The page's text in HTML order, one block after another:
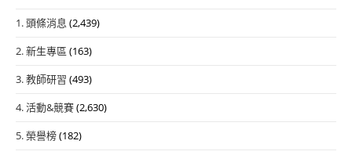
1. 頭條消息 (2,439)
2. 新生專區 (163)
3. 教師研習 (493)
4. 活動&競賽(2,630)
5. 榮譽榜(182)